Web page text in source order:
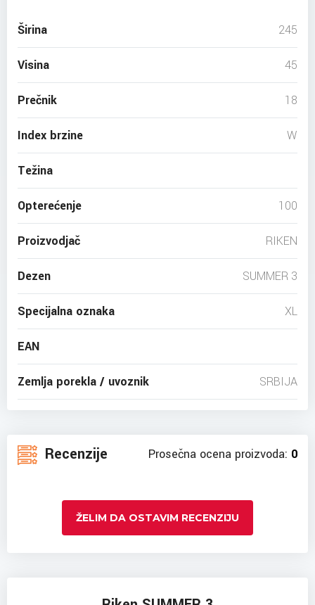
Širina 245
Visina 45
Prečnik 18
Index brzine W
Težina
Opterećenje 100
Proizvodjač RIKEN
Dezen SUMMER 3
Specijalna oznaka XL
EAN
Zemlja porekla / uvoznik SRBIJA
Recenzije Prosečna ocena proizvoda: 0
ŽELIM DA OSTAVIM RECENZIJU